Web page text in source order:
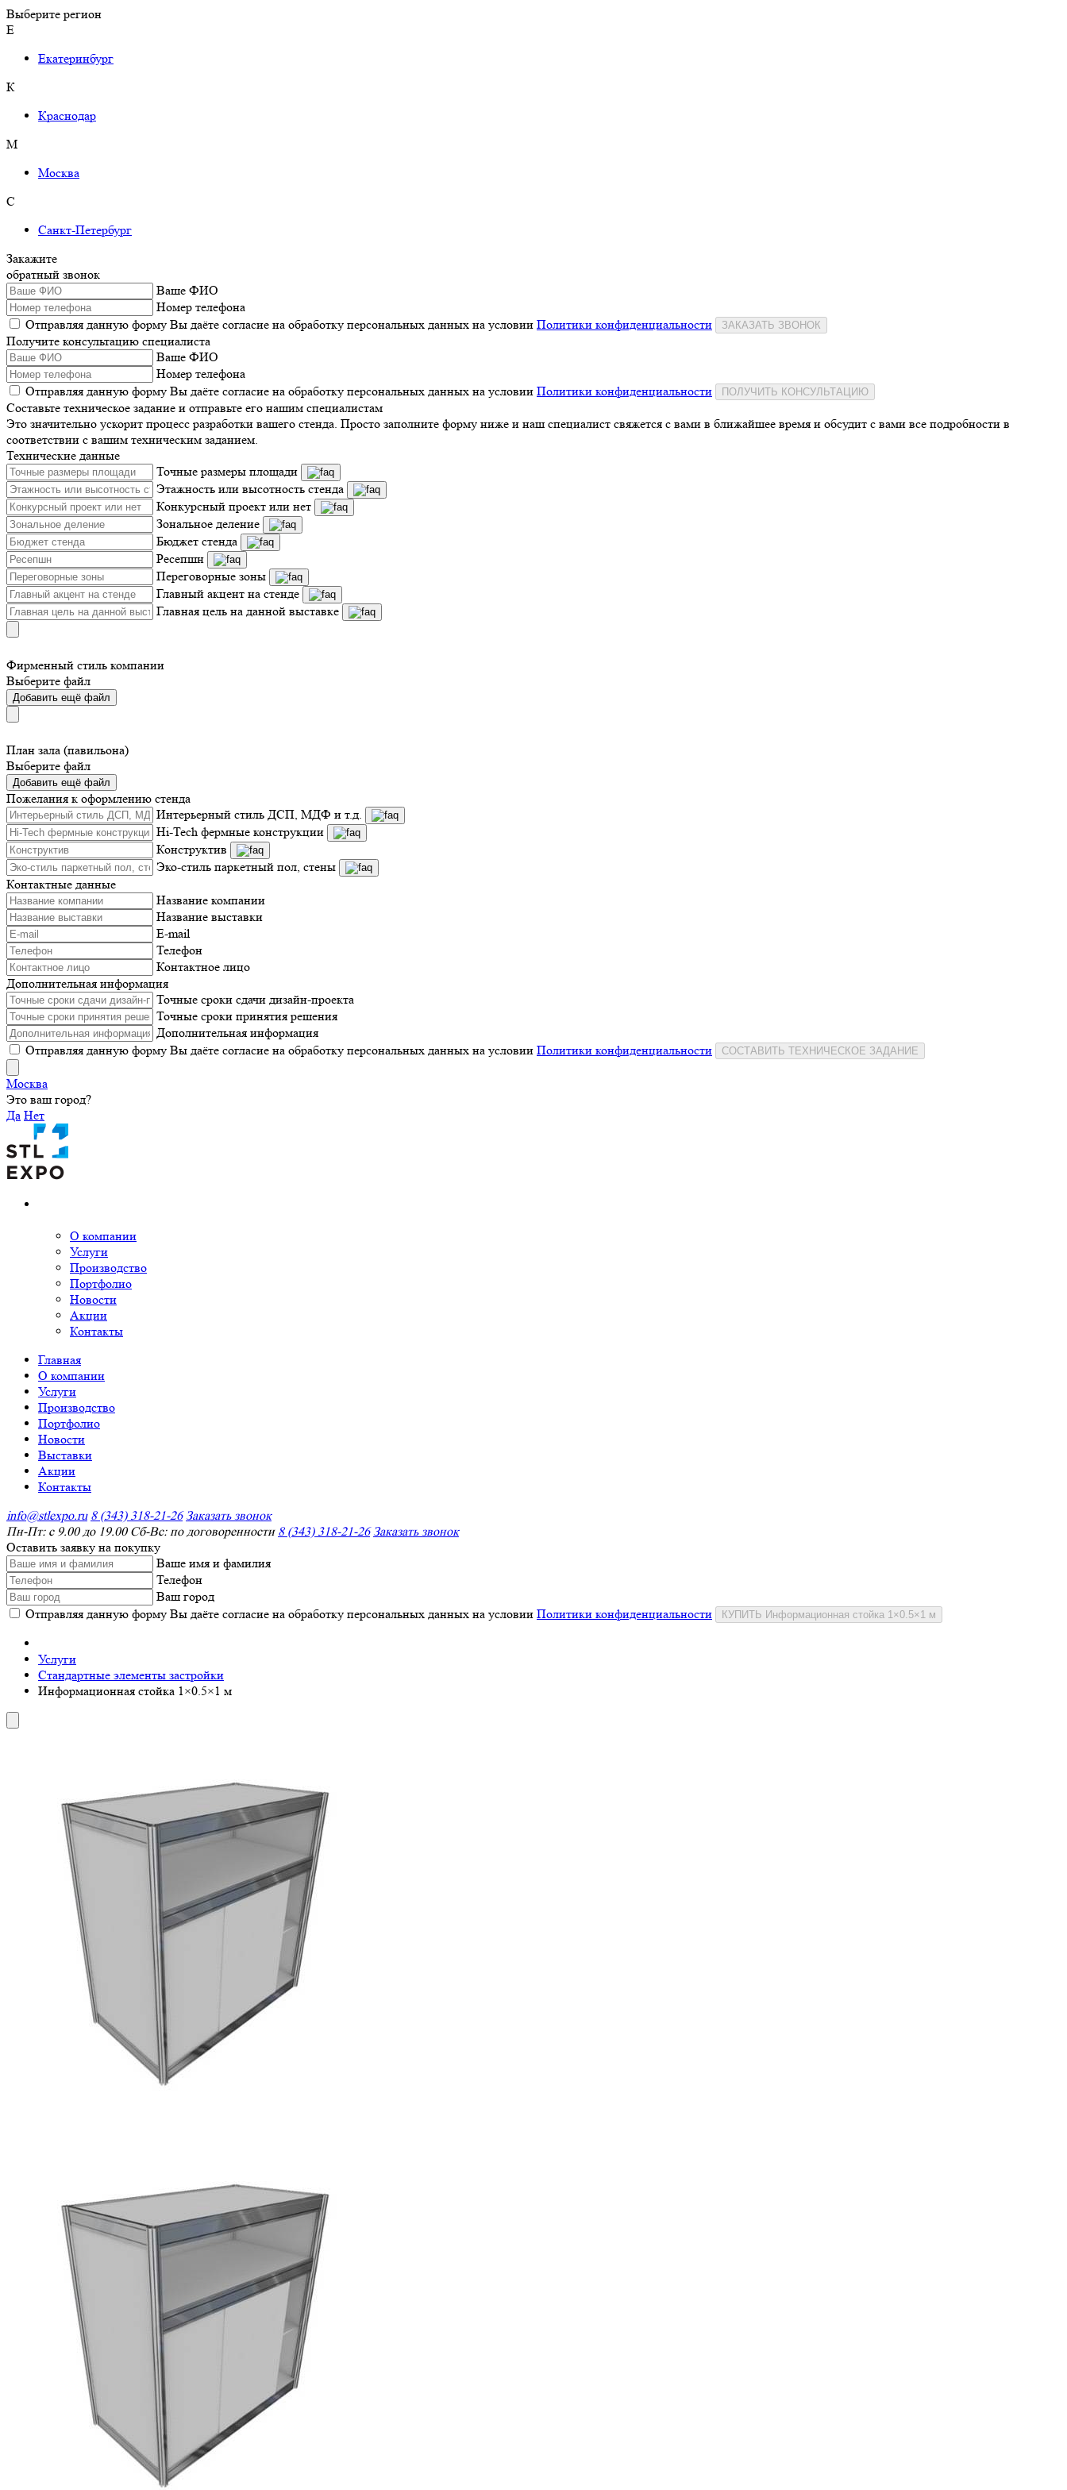
Выберите регион
Е
Екатеринбург
К
Краснодар
М
Москва
С
Санкт-Петербург
Закажите
обратный звонок
Ваше ФИО
Номер телефона
Отправляя данную форму Вы даёте согласие на обработку персональных данных на условии Политики конфиденциальности ЗАКАЗАТЬ ЗВОНОК
Получите консультацию специалиста
Ваше ФИО
Номер телефона
Отправляя данную форму Вы даёте согласие на обработку персональных данных на условии Политики конфиденциальности ПОЛУЧИТЬ КОНСУЛЬТАЦИЮ
Составьте техническое задание и отправьте его нашим специалистам
Это значительно ускорит процесс разработки вашего стенда. Просто заполните форму ниже и наш специалист свяжется с вами в ближайшее время и обсудит с вами все подробности в
соответствии с вашим техническим заданием.
Технические данные
Точные размеры площади
Этажность или высотность стенда
Конкурсный проект или нет
Зональное деление
Бюджет стенда
Ресепшн
Переговорные зоны
Главный акцент на стенде
Главная цель на данной выставке
Фирменный стиль компании
Выберите файл
Добавить ещё файл
План зала (павильона)
Выберите файл
Добавить ещё файл
Пожелания к оформлению стенда
Интерьерный стиль ДСП, МДФ и т.д.
Hi-Tech фермные конструкции
Конструктив
Эко-стиль паркетный пол, стены
Контактные данные
Название компании
Название выставки
E-mail
Телефон
Контактное лицо
Дополнительная информация
Точные сроки сдачи дизайн-проекта
Точные сроки принятия решения
Дополнительная информация
Отправляя данную форму Вы даёте согласие на обработку персональных данных на условии Политики конфиденциальности СОСТАВИТЬ ТЕХНИЧЕСКОЕ ЗАДАНИЕ
Москва
Это ваш город?
Да Нет
О компании
Услуги
Производство
Портфолио
Новости
Акции
Контакты
Главная
О компании
Услуги
Производство
Портфолио
Новости
Выставки
Акции
Контакты
info@stlexpo.ru 8 (343) 318-21-26 Заказать звонок
Пн-Пт: с 9.00 до 19.00 Сб-Вс: по договоренности 8 (343) 318-21-26 Заказать звонок
Оставить заявку на покупку
Ваше имя и фамилия
Телефон
Ваш город
Отправляя данную форму Вы даёте согласие на обработку персональных данных на условии Политики конфиденциальности КУПИТЬ Информационная стойка 1×0.5×1 м
Услуги
Стандартные элементы застройки
Информационная стойка 1×0.5×1 м